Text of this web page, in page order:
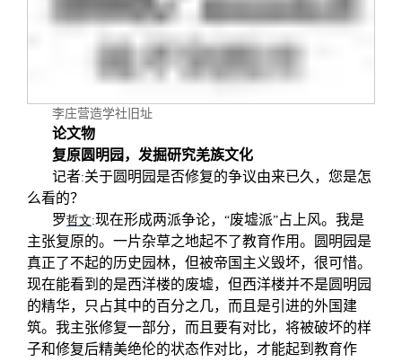
李庄营造学社旧址
论文物
复原圆明园，发掘研究羌族文化
记者:关于圆明园是否修复的争议由来已久，您是怎
么看的？
罗哲文:现在形成两派争论， “废墟派”占上风。我是
主张复原的。一片杂草之地起不了教育作用。圆明园是
真正了不起的历史园林，但被帝国主义毁坏，很可惜。
现在能看到的是西洋楼的废墟，但西洋楼并不是圆明园
的精华，只占其中的百分之几，而且是引进的外国建
筑。我主张修复一部分，而且要有对比，将被破坏的样
子和修复后精美绝伦的状态作对比，才能起到教育作